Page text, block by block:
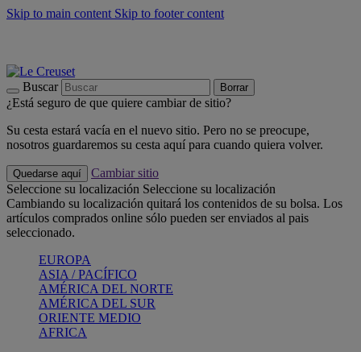
Skip to main content Skip to footer content
Buscar Borrar
¿Está seguro de que quiere cambiar de sitio?
Su cesta estará vacía en el nuevo sitio. Pero no se preocupe,
nosotros guardaremos su cesta aquí para cuando quiera volver.
Quedarse aquí
Cambiar sitio
Seleccione su localización Seleccione su localización
Cambiando su localización quitará los contenidos de su bolsa. Los
artículos comprados online sólo pueden ser enviados al pais
seleccionado.
EUROPA
ASIA / PACÍFICO
AMÉRICA DEL NORTE
AMÉRICA DEL SUR
ORIENTE MEDIO
AFRICA